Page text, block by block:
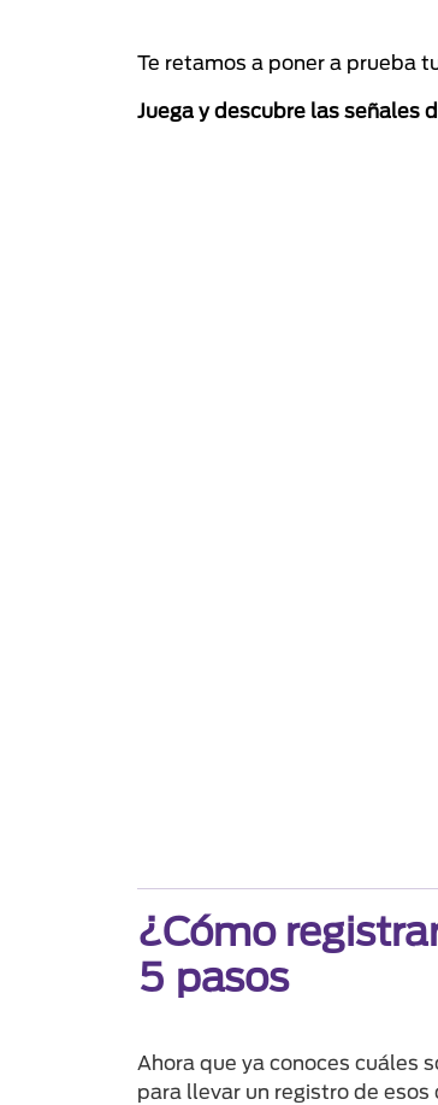
Te retamos a poner a prueba
Juega y descubre las señales
¿Cómo
5 pasos
Ahora que ya conoces cuáles
para llevar un registro de